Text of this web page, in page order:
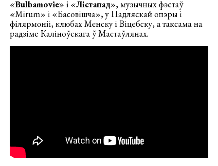
«Bulbamovie» і «Лістапад», музычных фэстаў
«Mirum» і «Басовішча», у Падляскай опэры і
філярмоніі, клюбах Менску і Віцебску, а таксама на
радзіме Каліноўскага ў Мастаўлянах.